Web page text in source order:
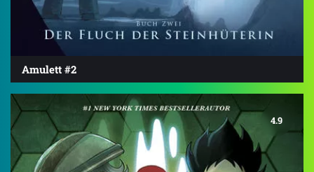
Amulett #2
4.9